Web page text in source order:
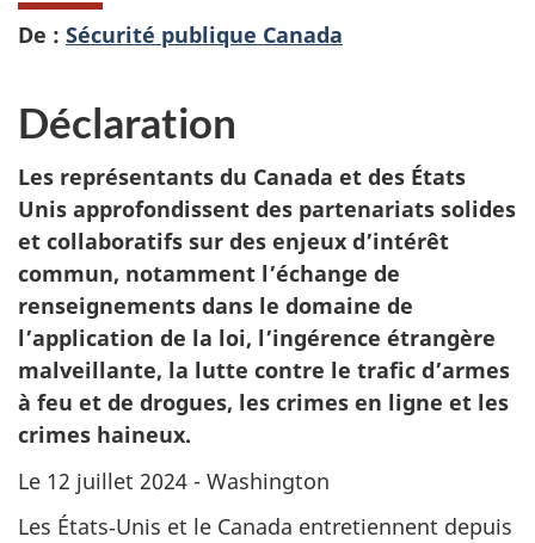
De : Sécurité publique Canada
Déclaration
Les représentants du Canada et des États
Unis approfondissent des partenariats solides
et collaboratifs sur des enjeux d’intérêt
commun, notamment l’échange de
renseignements dans le domaine de
l’application de la loi, l’ingérence étrangère
malveillante, la lutte contre le trafic d’armes
à feu et de drogues, les crimes en ligne et les
crimes haineux.
Le 12 juillet 2024 - Washington
Les États‑Unis et le Canada entretiennent depuis